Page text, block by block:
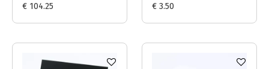
€ 104.25 € 3.50